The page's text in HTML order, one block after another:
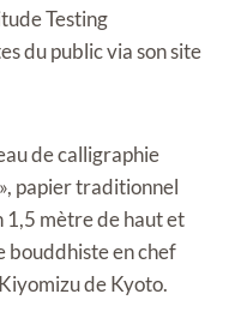
Testing
du public via son site
de calligraphie
papier traditionnel
1,5 mètre de haut et
bouddhiste en chef
de Kyoto.